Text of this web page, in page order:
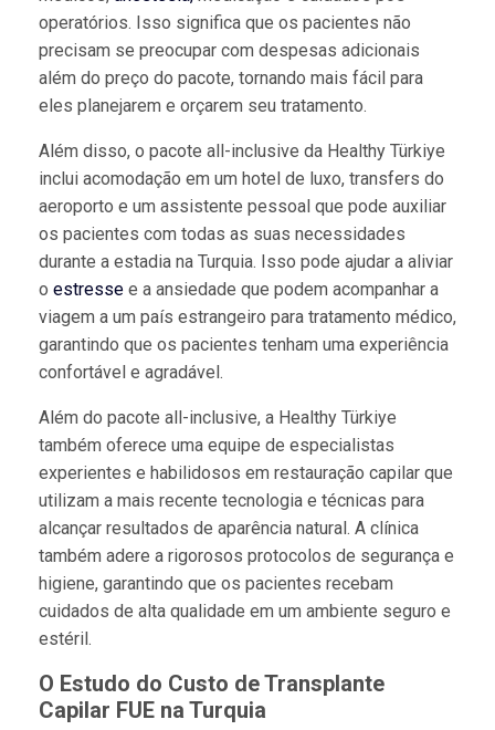
operatórios. Isso significa que os pacientes não
precisam se preocupar com despesas adicionais
além do preço do pacote, tornando mais fácil para
eles planejarem e orçarem seu tratamento.
Além disso, o pacote all-inclusive da Healthy Türkiye
inclui acomodação em um hotel de luxo, transfers do
aeroporto e um assistente pessoal que pode auxiliar
os pacientes com todas as suas necessidades
durante a estadia na Turquia. Isso pode ajudar a aliviar
o estressee a ansiedade que podem acompanhar a
viagem a um país estrangeiro para tratamento médico,
garantindo que os pacientes tenham uma experiência
confortável e agradável.
Além do pacote all-inclusive, a Healthy Türkiye
também oferece uma equipe de especialistas
experientes e habilidosos em restauração capilar que
utilizam a mais recente tecnologia e técnicas para
alcançar resultados de aparência natural. A clínica
também adere a rigorosos protocolos de segurança e
higiene, garantindo que os pacientes recebam
cuidados de alta qualidade em um ambiente seguro e
estéril.
O Estudo do Custo de Transplante
Capilar FUE na Turquia